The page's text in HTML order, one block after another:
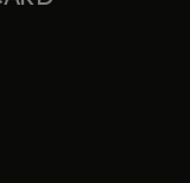
a new tab
tab